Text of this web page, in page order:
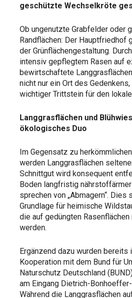
geschützte Wechselkröte
Ob ungenutzte Grabfelder oder
Randflächen: Der Hauptfriedhof
der Grünflächengestaltung.
intensiv gepflegtem Rasen auf
bewirtschaftete
nicht nur ein Ort des
wichtiger Trittstein für den
Langgrasflächen und
ökologisches Duo
Im Gegensatz zu
werden Langgrasflächen
Schnittgut wird konsequent
Boden langfristig
sprechen von „Abmagern“.
Grundlage für heimische
die auf gedüngten
werden.
Ergänzend dazu wurden bereits
Kooperation mit dem Bund für
Naturschutz Deutschland
am Eingang Dietrich-
Während die Langgrasflächen